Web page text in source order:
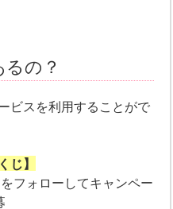
の？
ビスを利用することがで
じ】
フォローしてキャンペー